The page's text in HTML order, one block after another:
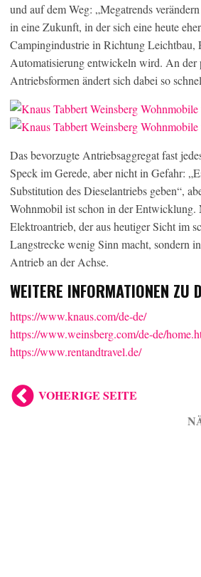
und auf dem Weg: „Megatrends
in eine Zukunft, in der sich eine heute
Campingindustrie in Richtung Leichtbau,
Automatisierung entwickeln wird. An der
Antriebsformen ändert sich dabei so
Das bevorzugte Antriebsaggregat fast
Speck im Gerede, aber nicht in Gefahr:
Substitution des Dieselantriebs geben“,
Wohnmobil ist schon in der Entwicklung.
Elektroantrieb, der aus heutiger Sicht im
Langstrecke wenig Sinn macht, sondern
Antrieb an der Achse.
WEITERE INFORMATIONEN ZU
https://www.knaus.com/de-de/
https://www.weinsberg.com/de-de/
https://www.rentandtravel.de/
VOHERIGE SEITE